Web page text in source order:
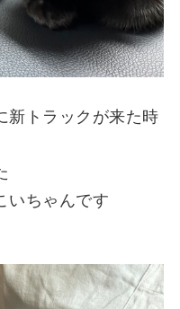
新トラックが来た時
いちゃんです